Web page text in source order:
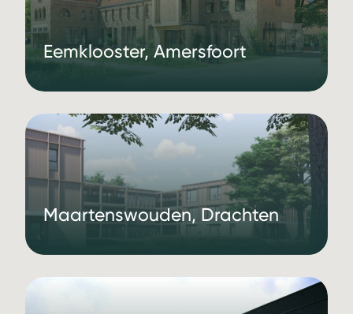
Eemklooster, Amersfoort
Maartenswouden, Drachten